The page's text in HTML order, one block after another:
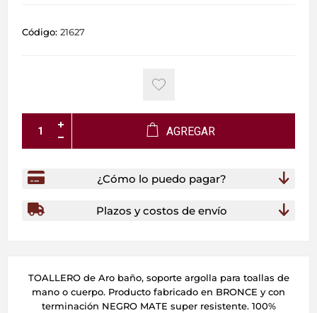
Código: 21627
AGREGAR
¿Cómo lo puedo pagar?
Plazos y costos de envío
TOALLERO de Aro baño, soporte argolla para toallas de
mano o cuerpo. Producto fabricado en BRONCE y con
terminación NEGRO MATE super resistente. 100%